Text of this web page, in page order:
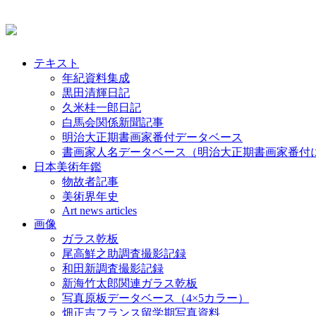
テキスト
年紀資料集成
黒田清輝日記
久米桂一郎日記
白馬会関係新聞記事
明治大正期書画家番付データベース
書画家人名データベース（明治大正期書画家番付
日本美術年鑑
物故者記事
美術界年史
Art news articles
画像
ガラス乾板
尾高鮮之助調査撮影記録
和田新調査撮影記録
新海竹太郎関連ガラス乾板
写真原板データベース（4×5カラー）
畑正吉フランス留学期写真資料